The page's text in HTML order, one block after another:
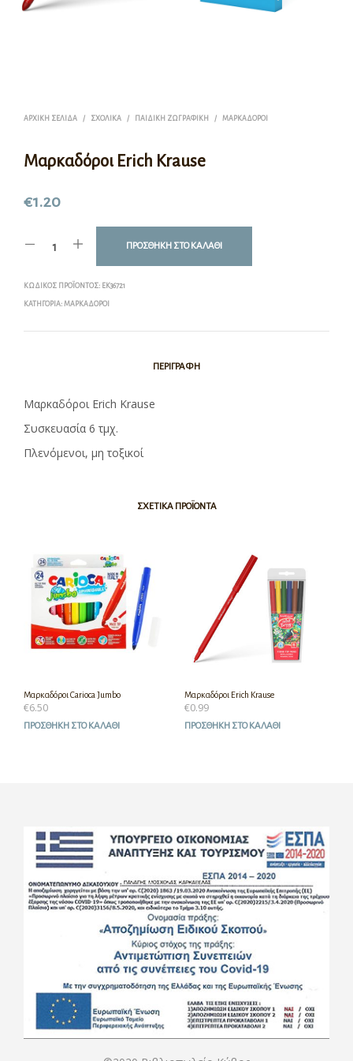
ΑΡΧΙΚΉ ΣΕΛΊΔΑ / ΣΧΟΛΙΚΆ / ΠΑΙΔΙΚΉ ΖΩΓΡΑΦΙΚΉ / ΜΑΡΚΑΔΌΡΟΙ
Μαρκαδόροι Erich Krause
€1.20
ΠΡΟΣΘΉΚΗ ΣΤΟ ΚΑΛΆΘΙ
ΚΩΔΙΚΌΣ ΠΡΟΪΌΝΤΟΣ: EK36721
ΚΑΤΗΓΟΡΊΑ: ΜΑΡΚΑΔΌΡΟΙ
ΠΕΡΙΓΡΑΦΉ
Μαρκαδόροι Erich Krause
Συσκευασία 6 τμχ.
Πλενόμενοι, μη τοξικοί
ΣΧΕΤΙΚΆ ΠΡΟΪΌΝΤΑ
Μαρκαδόροι Carioca Jumbo
€6.50
ΠΡΟΣΘΉΚΗ ΣΤΟ ΚΑΛΆΘΙ
Μαρκαδόροι Erich Krause
€0.99
ΠΡΟΣΘΉΚΗ ΣΤΟ ΚΑΛΆΘΙ